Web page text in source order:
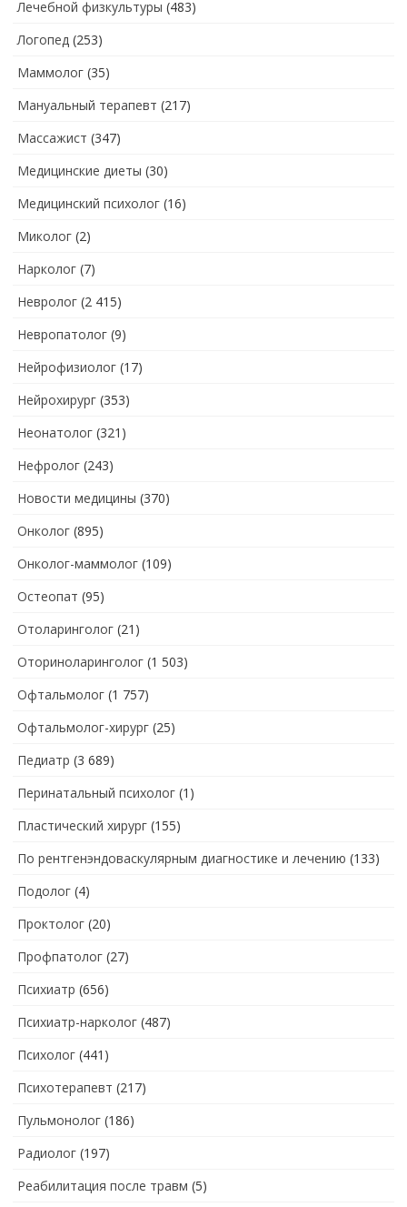
Лечебной физкультуры (483)
Логопед (253)
Маммолог (35)
Мануальный терапевт (217)
Массажист (347)
Медицинские диеты (30)
Медицинский психолог (16)
Миколог (2)
Нарколог (7)
Невролог (2 415)
Невропатолог (9)
Нейрофизиолог (17)
Нейрохирург (353)
Неонатолог (321)
Нефролог (243)
Новости медицины (370)
Онколог (895)
Онколог-маммолог (109)
Остеопат (95)
Отоларинголог (21)
Оториноларинголог (1 503)
Офтальмолог (1 757)
Офтальмолог-хирург (25)
Педиатр (3 689)
Перинатальный психолог (1)
Пластический хирург (155)
По рентгенэндоваскулярным диагностике и лечению (133)
Подолог (4)
Проктолог (20)
Профпатолог (27)
Психиатр (656)
Психиатр-нарколог (487)
Психолог (441)
Психотерапевт (217)
Пульмонолог (186)
Радиолог (197)
Реабилитация после травм (5)